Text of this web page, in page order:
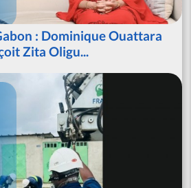
: Dominique Ouattara
Zita Oligu...